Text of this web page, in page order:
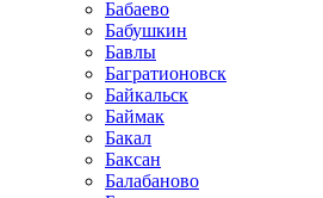
Бабаево
Бабушкин
Бавлы
Багратионовск
Байкальск
Баймак
Бакал
Баксан
Балабаново